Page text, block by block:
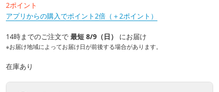
2ポイント
アプリからの購入でポイント2倍（＋2ポイント）
14時までのご注文で 最短 8/9（日） にお届け
※お届け地域によってお届け日が前後する場合があります。
在庫あり